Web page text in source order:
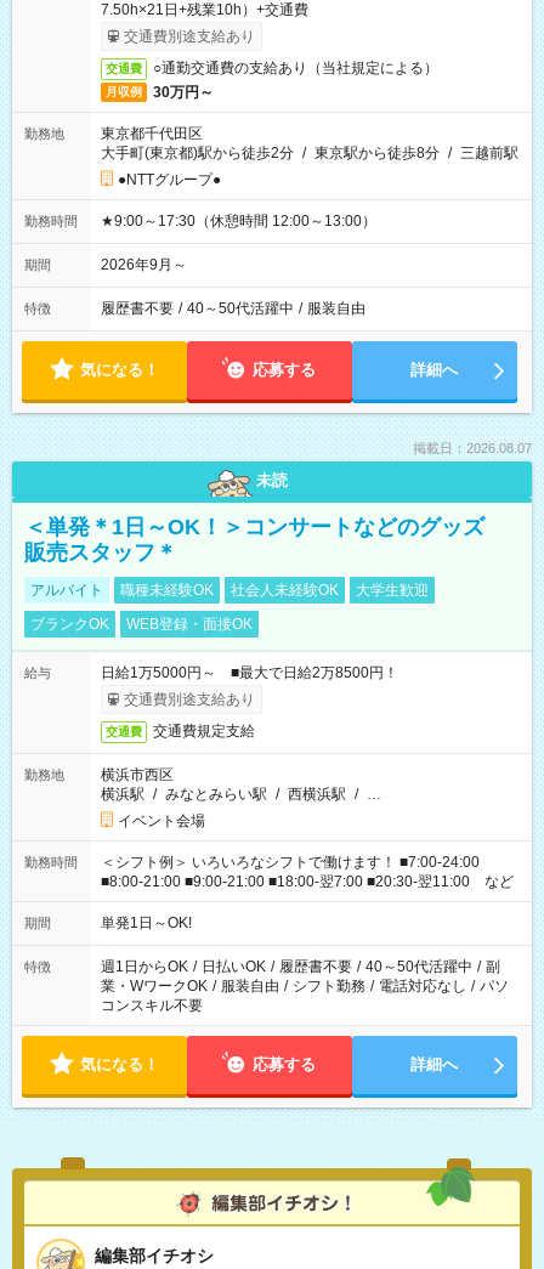
7.50h×21日+残業10h）+交通費
交通費別途支給あり
交通費 ○通勤交通費の支給あり（当社規定による）
月収例 30万円～
勤務地
東京都千代田区
大手町(東京都)駅から徒歩2分 / 東京駅から徒歩8分 / 三越前駅
●NTTグループ●
勤務時間 ★9:00～17:30（休憩時間 12:00～13:00）
期間 2026年9月～
特徴 履歴書不要 / 40～50代活躍中 / 服装自由
気になる！ 応募する 詳細へ
掲載日：2026.08.07
未読
＜単発＊1日～OK！＞コンサートなどのグッズ
販売スタッフ＊
アルバイト 職種未経験OK 社会人未経験OK
大学生歓迎
ブランクOK
WEB登録・面接OK
給与
日給1万5000円～ ■最大で日給2万8500円！
交通費別途支給あり
交通費 交通費規定支給
勤務地
横浜市西区
横浜駅 / みなとみらい駅 / 西横浜駅 / …
イベント会場
勤務時間
＜シフト例＞ いろいろなシフトで働けます！ ■7:00-24:00
■8:00-21:00 ■9:00-21:00 ■18:00-翌7:00 ■20:30-翌11:00 など
期間 単発1日～OK!
特徴 週1日からOK / 日払いOK / 履歴書不要 / 40～50代活躍中 / 副
業・WワークOK / 服装自由 / シフト勤務 / 電話対応なし / パソ
コンスキル不要
気になる！ 応募する 詳細へ
編集部イチオシ